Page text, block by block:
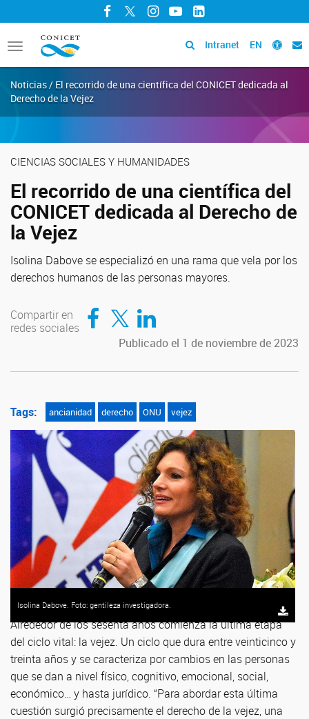
Facebook
TwitterInstagram
YouTubeLinkedIn
Toggle
navigation
Intranet EN
Noticias / El recorrido de una científica del CONICET dedicada al
Derecho de la Vejez
CIENCIAS SOCIALES Y HUMANIDADES
El recorrido de una científica del
CONICET dedicada al Derecho de
la Vejez
Isolina Dabove se especializó en una rama que vela por los
derechos humanos de las personas mayores.
Compartir en
redes sociales
Compartir en Facebook
Compartir en TwitterCompartir en LinkedIn
Publicado el 1 de noviembre de 2023
Tags: ancianidad derecho ONU vejez
Isolina Dabove. Foto: gentileza investigadora.
Alrededor de los sesenta años comienza la última etapa
del ciclo vital: la vejez. Un ciclo que dura entre veinticinco y
treinta años y se caracteriza por cambios en las personas
que se dan a nivel físico, cognitivo, emocional, social,
económico… y hasta jurídico. “Para abordar esta última
cuestión surgió precisamente el derecho de la vejez, una